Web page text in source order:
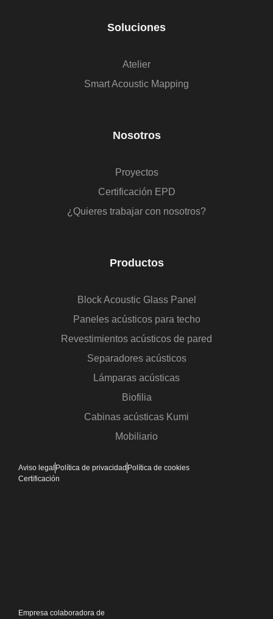
Soluciones
Atelier
Smart Acoustic Mapping
Nosotros
Proyectos
Certificación EPD
¿Quieres trabajar con nosotros?
Productos
Block Acoustic Glass Panel
Paneles acústicos para techo
Revestimientos acústicos de pared
Separadores acústicos
Lámparas acústicas
Biofilia
Cabinas acústicas Kumi
Mobiliario
Empresa colaboradora de
Aviso legal Política de privacidad Política de cookies
Certificación